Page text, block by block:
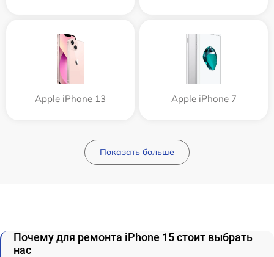
Apple iPhone 13 Apple iPhone 7
Показать больше
Почему для ремонта iPhone 15 стоит выбрать
нас